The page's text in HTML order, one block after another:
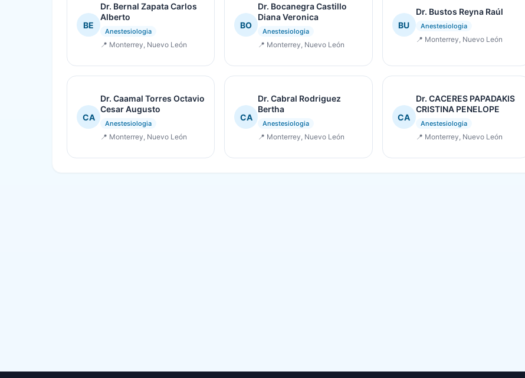
BE
Dr. Bernal Zapata Carlos
Alberto
Anestesiologia
📍 Monterrey, Nuevo León
BO
Dr. Bocanegra Castillo
Diana Veronica
Anestesiologia
📍 Monterrey, Nuevo León
BU
Dr. Bustos Reyna Raúl
Anestesiologia
📍 Monterrey, Nuevo León
CA
Dr. Caamal Torres Octavio
Cesar Augusto
Anestesiologia
📍 Monterrey, Nuevo León
CA
Dr. Cabral Rodriguez
Bertha
Anestesiologia
📍 Monterrey, Nuevo León
CA
Dr. CACERES PAPADAKIS
CRISTINA PENELOPE
Anestesiologia
📍 Monterrey, Nuevo León